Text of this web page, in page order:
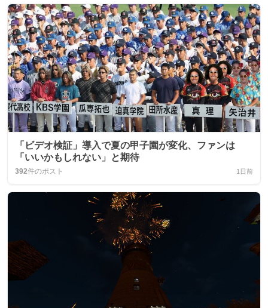
「ビデオ検証」導入で夏の甲子園が変化、ファンは
「いいかもしれない」と期待
392件のポスト 1日前